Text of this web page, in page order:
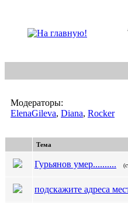
Модераторы:
ElenaGileva, Diana, Rocker
Тема
Гурьянов умер..........
подскажите адреса